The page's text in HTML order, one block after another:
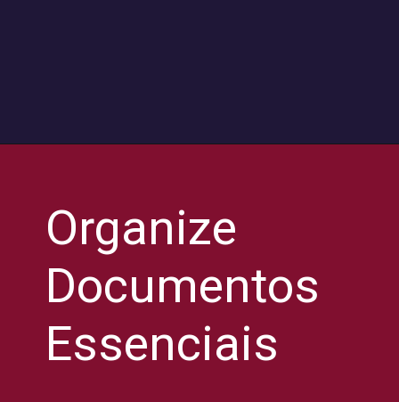
Organize
Documentos
Essenciais